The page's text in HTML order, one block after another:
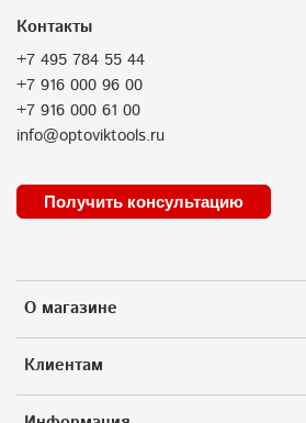
О магазине
Клиентам
Контакты
+7 495 784 55 44
+7 916 000 96 00
+7 916 000 61 00
info@optoviktools.ru
Получить консультацию